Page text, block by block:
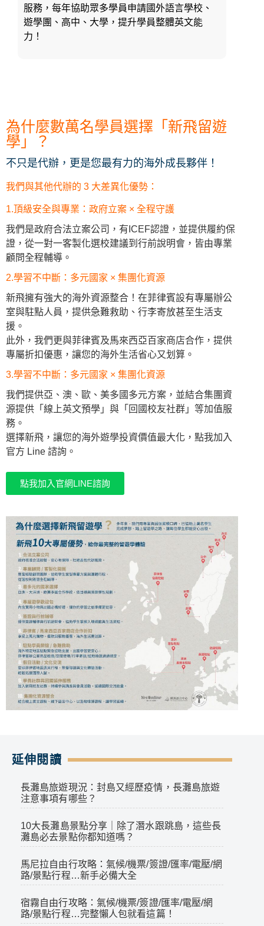
服務，每年協助眾多學員申請國外語言學校、
遊學團、高中、大學，提升學員整體英文能
力！
為什麼數萬名學員選擇「新飛留遊
學」？
不只是代辦，更是您最有力的海外成長夥伴！
我們與其他代辦的 3 大差異化優勢：
1.頂級安全與專業：政府立案 × 全程守護
我們是政府合法立案公司，有ICEF認證，並提供履約保
證，從一對一客製化選校建議到行前說明會，皆由專業
顧問全程輔導。
2.學習不中斷：多元國家 × 集團化資源
新飛擁有強大的海外資源整合！在菲律賓設有專屬辦公
室與駐點人員，提供急難救助、行李寄放甚至生活支
援。
此外，我們更與菲律賓及馬來西亞百家商店合作，提供
專屬折扣優惠，讓您的海外生活省心又划算。
3.學習不中斷：多元國家 × 集團化資源
我們提供亞、澳、歐、美多國多元方案，並結合集團資
源提供「線上英文預學」與「回國校友社群」等加值服
務。
選擇新飛，讓您的海外遊學投資價值最大化，點我加入
官方 Line 諮詢。
點我加入官網LINE諮詢
延伸閱讀
長灘島旅遊現況：封島又經歷疫情，長灘島旅遊
注意事項有哪些？
10大長灘島景點分享｜除了潛水跟跳島，這些長
灘島必去景點你都知道嗎？
馬尼拉自由行攻略：氣候/機票/簽證/匯率/電壓/網
路/景點行程…新手必備大全
宿霧自由行攻略：氣候/機票/簽證/匯率/電壓/網
路/景點行程…完整懶人包就看這篇！